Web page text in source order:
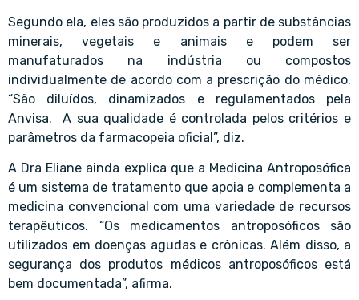
Segundo ela, eles são produzidos a partir de substâncias
minerais, vegetais e animais e podem ser
manufaturados na indústria ou compostos
individualmente de acordo com a prescrição do médico.
“São diluídos, dinamizados e regulamentados pela
Anvisa. A sua qualidade é controlada pelos critérios e
parâmetros da farmacopeia oficial”, diz.
A Dra Eliane ainda explica que a Medicina Antroposófica
é um sistema de tratamento que apoia e complementa a
medicina convencional com uma variedade de recursos
terapêuticos. “Os medicamentos antroposóficos são
utilizados em doenças agudas e crônicas. Além disso, a
segurança dos produtos médicos antroposóficos está
bem documentada”, afirma.